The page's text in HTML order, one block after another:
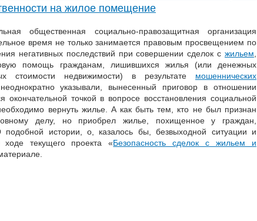
на жилое помещение
общественная социально-правозащитная организация
время не только занимается правовым просвещением по
негативных последствий при совершении сделок с жильем
помощь гражданам, лишившихся жилья (или денежных
стоимости недвижимости) в результате мошеннических
указывали, вынесенный приговор в отношении
окончательной точкой в вопросе восстановления социальной
вернуть жилье. А как быть тем, кто не был признан
делу, но приобрел жилье, похищенное у граждан,
истории, о, казалось бы, безвыходной ситуации и
текущего проекта «Безопасность сделок с жильем и